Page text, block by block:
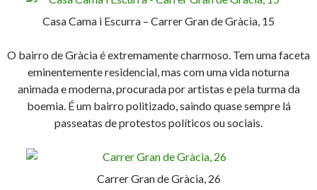
Casa Cama i Escurra – Carrer Gran de Gràcia, 15
O bairro de Gràcia é extremamente charmoso. Tem uma faceta
eminentemente residencial, mas com uma vida noturna
animada e moderna, procurada por artistas e pela turma da
boemia. É um bairro politizado, saindo quase sempre lá
passeatas de protestos políticos ou sociais.
Carrer Gran de Gràcia, 26